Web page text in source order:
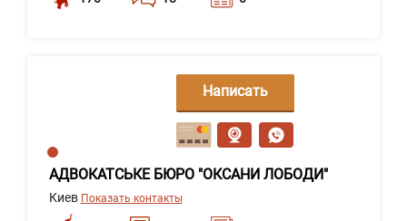
АДВОКАТСЬКЕ БЮРО "ОКСАНИ ЛОБОДИ"
Киев Показать контакты
Написать
сообщение